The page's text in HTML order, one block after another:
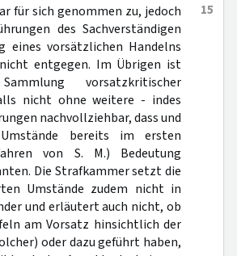
15
für sich genommen zu, jedoch
des Sachverständigen
eines vorsätzlichen Handelns
entgegen. Im Übrigen ist
vorsatzkritischer
nicht ohne weitere - indes
nachvollziehbar, dass und
bereits im ersten
von S. M.) Bedeutung
Die Strafkammer setzt die
Umstände zudem nicht in
und erläutert auch nicht, ob
am Vorsatz hinsichtlich der
oder dazu geführt haben,